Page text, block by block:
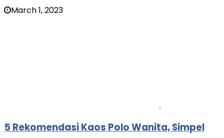
March 1, 2023
5 Rekomendasi Kaos Polo Wanita, Simpel